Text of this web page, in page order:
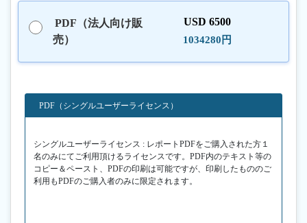
PDF（法人向け販
売）
USD 6500
1034280円
PDF（シングルユーザーライセンス）
シングルユーザーライセンス : レポートPDFをご購入された方１
名のみにてご利用頂けるライセンスです。PDF内のテキスト等の
コピー＆ペースト、PDFの印刷は可能ですが、印刷したもののご
利用もPDFのご購入者のみに限定されます。